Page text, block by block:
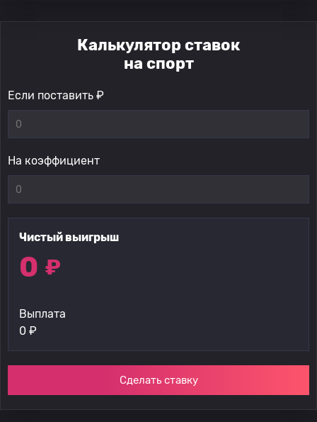
Калькулятор ставок
на спорт
Если поставить ₽
На коэффициент
Чистый выигрыш
0 ₽
Выплата
0 ₽
Сделать ставку